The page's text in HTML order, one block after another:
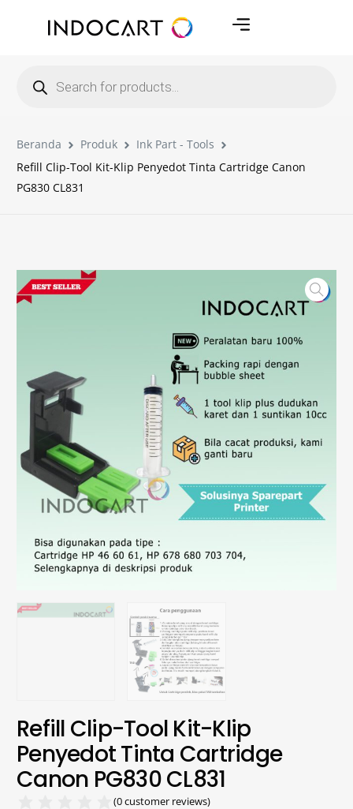
Beranda Produk
Ink Part - Tools
Refill Clip-Tool Kit-Klip Penyedot Tinta Cartridge Canon
PG830 CL831
Refill Clip-Tool Kit-Klip
Penyedot Tinta Cartridge
Canon PG830 CL831
(0customer reviews)